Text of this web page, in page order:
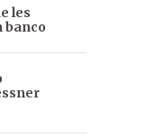
les
banco